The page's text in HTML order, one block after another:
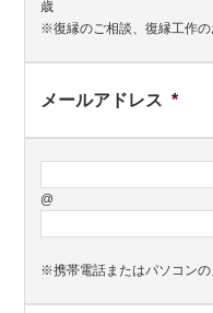
歳
※復縁のご相談、復縁工作
メールアドレス *
@
※携帯電話またはパソコンの